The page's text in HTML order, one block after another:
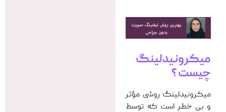
میکرونیدلینگ
چیست ؟
میکرونیدلینگ روشی مؤثر
و بی خطر است که توسط